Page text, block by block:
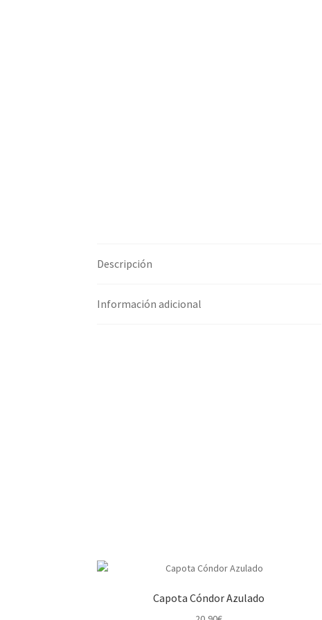
Descripción
Información adicional
Capota Cóndor Azulado